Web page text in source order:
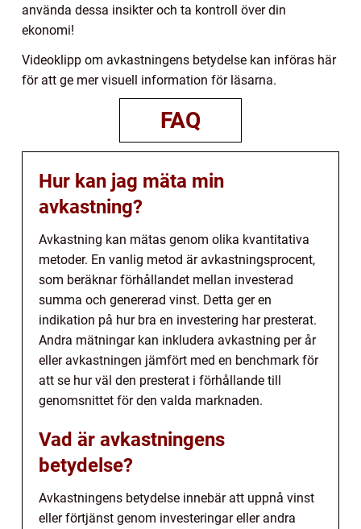
använda dessa insikter och ta kontroll över din
ekonomi!
Videoklipp om avkastningens betydelse kan införas här
för att ge mer visuell information för läsarna.
FAQ
Hur kan jag mäta min
avkastning?
Avkastning kan mätas genom olika kvantitativa
metoder. En vanlig metod är avkastningsprocent,
som beräknar förhållandet mellan investerad
summa och genererad vinst. Detta ger en
indikation på hur bra en investering har presterat.
Andra mätningar kan inkludera avkastning per år
eller avkastningen jämfört med en benchmark för
att se hur väl den presterat i förhållande till
genomsnittet för den valda marknaden.
Vad är avkastningens
betydelse?
Avkastningens betydelse innebär att uppnå vinst
eller förtjänst genom investeringar eller andra